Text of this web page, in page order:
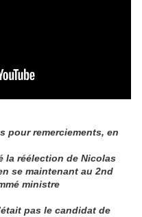
pour remerciements, en
la réélection de Nicolas
se maintenant au 2nd
ministre
pas le candidat de